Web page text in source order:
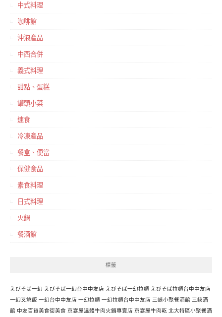
中式料理
咖啡館
沖泡產品
中西合併
義式料理
甜點、蛋糕
罐頭小菜
速食
冷凍產品
餐盒、便當
保健食品
素食料理
日式料理
火鍋
餐酒館
標籤
えびそば一幻 えびそば一幻台中中友店 えびそば一幻拉麵 えびそば拉麵台中中友店
一幻叉燒飯 一幻台中中友店 一幻拉麵 一幻拉麵台中中友店 三峽小聚餐酒館 三峽酒
館 中友百貨美食街美食 京宴屋溫體牛肉火鍋專賣店 京宴屋牛肉乾 北大特區小聚餐酒